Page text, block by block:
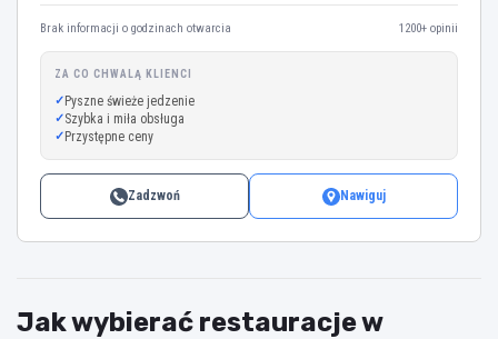
Brak informacji o godzinach otwarcia 1200+ opinii
ZA CO CHWALĄ KLIENCI
Pyszne świeże jedzenie
Szybka i miła obsługa
Przystępne ceny
Zadzwoń Nawiguj
Jak wybierać restauracje w